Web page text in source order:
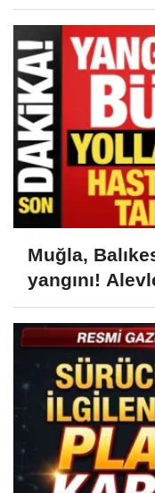
Muğla,
yangını!